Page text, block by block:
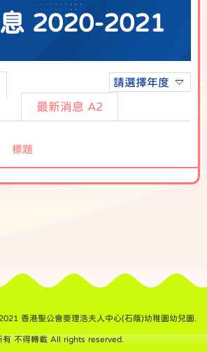
2020-2021
請選擇年度
最新消息 A2
標題
香港聖公會麥理浩夫人中心(石蔭)幼稚園幼兒園.
有 不得轉載 All rights reserved.